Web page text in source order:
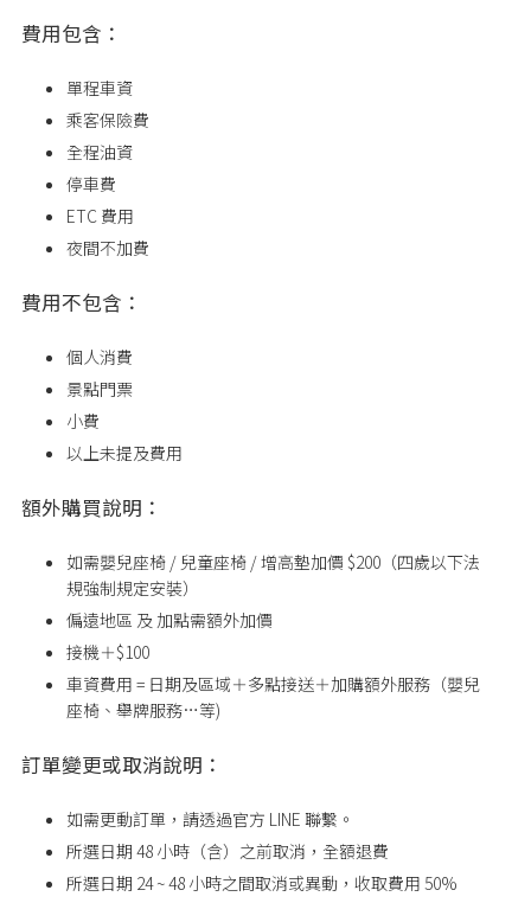
費用包含：
單程車資
乘客保險費
全程油資
停車費
ETC 費用
夜間不加費
費用不包含：
個人消費
景點門票
小費
以上未提及費用
額外購買說明：
如需嬰兒座椅 / 兒童座椅 / 增高墊加價 $200（四歲以下法
規強制規定安裝）
偏遠地區 及 加點需額外加價
接機＋$100
車資費用 = 日期及區域＋多點接送＋加購額外服務（嬰兒
座椅、舉牌服務…等)
訂單變更或取消說明：
如需更動訂單，請透過官方 LINE 聯繫。
所選日期 48 小時（含）之前取消，全額退費
所選日期 24 ~ 48 小時之間取消或異動，收取費用 50%